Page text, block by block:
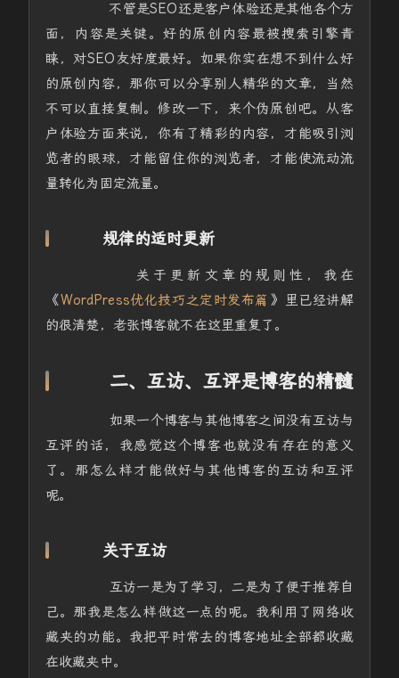
不管是SEO还是客户体验还是其他各个方
面，内容是关键。好的原创内容最被搜索引擎青
睐，对SEO友好度最好。如果你实在想不到什么好
的原创内容，那你可以分享别人精华的文章，当然
不可以直接复制。修改一下，来个伪原创吧。从客
户体验方面来说，你有了精彩的内容，才能吸引浏
览者的眼球，才能留住你的浏览者，才能使流动流
量转化为固定流量。
规律的适时更新
关于更新文章的规则性，我在
《WordPress优化技巧之定时发布篇 》里已经讲解
的很清楚，老张博客就不在这里重复了。
二、互访、互评是博客的精髓
如果一个博客与其他博客之间没有互访与
互评的话，我感觉这个博客也就没有存在的意义
了。那怎么样才能做好与其他博客的互访和互评
呢。
关于互访
互访一是为了学习，二是为了便于推荐自
己。那我是怎么样做这一点的呢。我利用了网络收
藏夹的功能。我把平时常去的博客地址全部都收藏
在收藏夹中。